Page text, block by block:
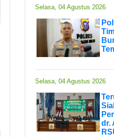
Selasa, 04 Agustus 2026
Selasa, 04 Agustus 2026
dr.